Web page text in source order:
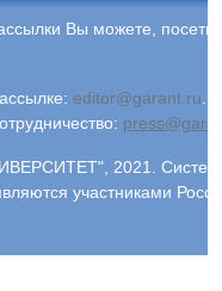
Вы можете,
editor@garant.ru
2021. Система
участниками